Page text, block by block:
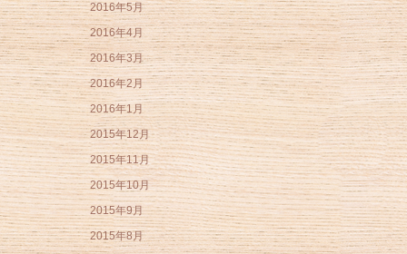
2016年5月
2016年4月
2016年3月
2016年2月
2016年1月
2015年12月
2015年11月
2015年10月
2015年9月
2015年8月